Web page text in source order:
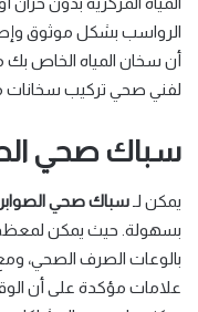
الرواسب بشكل موثوق
أن سخان المياه الخاص
لفني صحي تركيب سخانات
سباك صحي
يمكن لـ سباك صحي الصوابر
بسهولة. حيث يمكن لمعظم
بالوعات الصرف الصحي،
علامات مؤكدة على أن